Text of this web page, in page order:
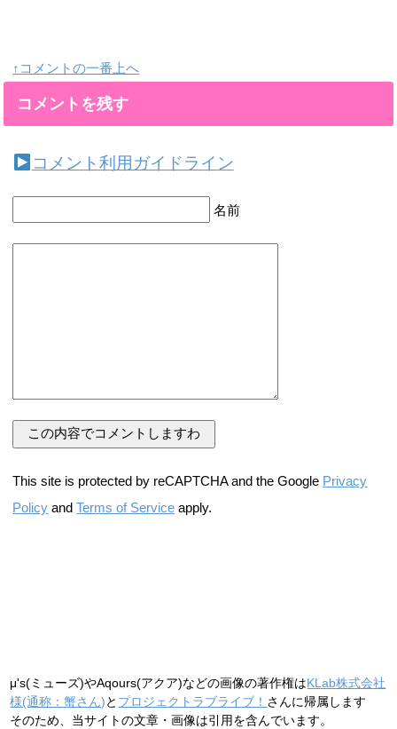
↑コメントの一番上へ
コメントを残す
コメント利用ガイドライン
名前
This site is protected by reCAPTCHA and the Google Privacy
Policy andTerms of Service apply.
μ's(ミューズ)やAqours(アクア)などの画像の著作権はKLab株式会社
様(通称：蟹さん)と プロジェクトラブライブ！ さんに帰属します
そのため、当サイトの文章・画像は引用を含んでいます。